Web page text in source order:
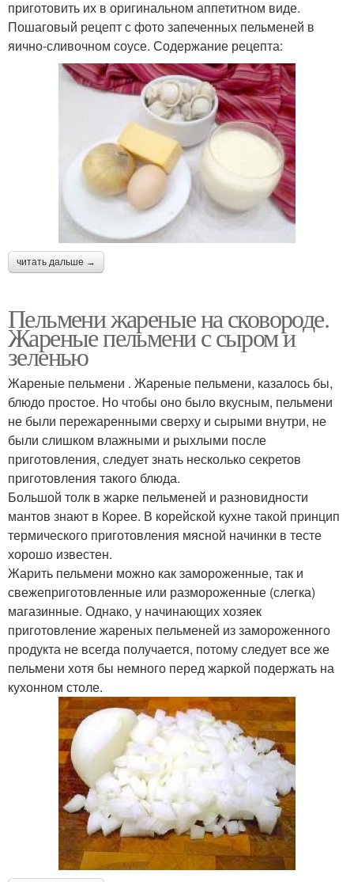
приготовить их в оригинальном аппетитном виде.
Пошаговый рецепт с фото запеченных пельменей в
яично-сливочном соусе. Содержание рецепта:
читать дальше →
Пельмени жареные на сковороде.
Жареные пельмени с сыром и
зеленью
Жареные пельмени . Жареные пельмени, казалось бы,
блюдо простое. Но чтобы оно было вкусным, пельмени
не были пережаренными сверху и сырыми внутри, не
были слишком влажными и рыхлыми после
приготовления, следует знать несколько секретов
приготовления такого блюда.
Большой толк в жарке пельменей и разновидности
мантов знают в Корее. В корейской кухне такой принцип
термического приготовления мясной начинки в тесте
хорошо известен.
Жарить пельмени можно как замороженные, так и
свежеприготовленные или размороженные (слегка)
магазинные. Однако, у начинающих хозяек
приготовление жареных пельменей из замороженного
продукта не всегда получается, потому следует все же
пельмени хотя бы немного перед жаркой подержать на
кухонном столе.